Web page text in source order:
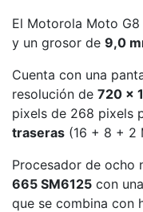
El Motorola Moto
y un grosor de 9,0
Cuenta con una
resolución de 720 x
pixels de 268 pixels
traseras (16 + 8 + 2
Procesador de ocho
665 SM6125 con
que se combina con